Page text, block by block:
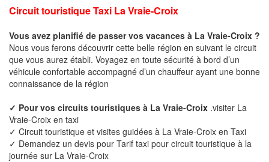
Circuit touristique Taxi La Vraie-Croix
Vous avez planifié de passer vos vacances à La Vraie-Croix ?
Nous vous ferons découvrir cette belle région en suivant le circuit
que vous aurez établi. Voyagez en toute sécurité à bord d’un
véhicule confortable accompagné d’un chauffeur ayant une bonne
connaissance de la région
✓ Pour vos circuits touristiques à La Vraie-Croix .visiter La
Vraie-Croix en taxi
✓ Circuit touristique et visites guidées à La Vraie-Croix en Taxi
✓ Demandez un devis pour Tarif taxi pour circuit touristique à la
journée sur La Vraie-Croix